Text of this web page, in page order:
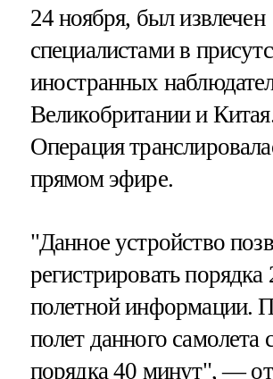
24 ноября, был извлечен
специалистами в
иностранных
Великобритании и
Операция
прямом эфире.
"Данное устройство
регистрировать порядка
полетной информации.
полет данного самолета
порядка 40 минут", —